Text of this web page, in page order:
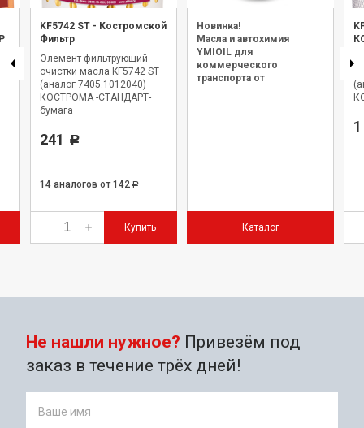
KF5742 ST - Костромской
Фильтр
Элемент фильтрующий
очистки масла KF5742 ST
(аналог 7405.1012040)
КОСТРОМА -СТАНДАРТ-
бумага
241 Р
14 аналогов от 142 Р
Купить
Новинка!
Масла и автохимия
YMIOIL для
коммерческого
транспорта от
Каталог
Не нашли нужное? Привезём под
заказ в течение трёх дней!
Ваше имя